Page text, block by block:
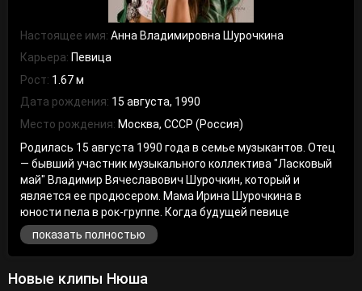
Настоящее имя:Анна Владимировна Шурочкина
Карьера: Певица
Рост: 1.67 м
Дата рождения: 15 августа, 1990
Место рождения:Москва, СССР (Россия)
показать полностью
Родилась 15 августа 1990 года в семье музыкантов. Отец
— бывший участник музыкального коллектива "Ласковый
май" Владимир Вячеславович Шурочкин, который и
является ее продюсером. Мама Ирина Шурочкина в
юности пела в рок-группе. Когда будущей певице
исполнилось два года, ее родители развелись и позже
отец женился на Оксане Шурочкиной. «Все равно у меня
никогда не было ощущения, что папа куда-то ушел. Он
очень много времени проводил со мной, мы немало
Новые клипы Нюша